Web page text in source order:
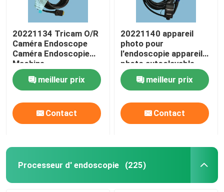
Caméra d' endoscopie
Processeur d' endoscopie
Parties d'endoscopes flexibles
Pièces d'endoscopes rigides
Réparation de l' endoscope flexible
20221134 Tricam O/R
Caméra Endoscope
Caméra Endoscopie
Machine
meilleur prix
Contact
20221140 appareil
photo pour
l'endoscopie appareil
photo autoclavable
tête d'appareil photo
Systèmes de caméra
médicale
meilleur prix
Contact
Processeur d' endoscopie (225)